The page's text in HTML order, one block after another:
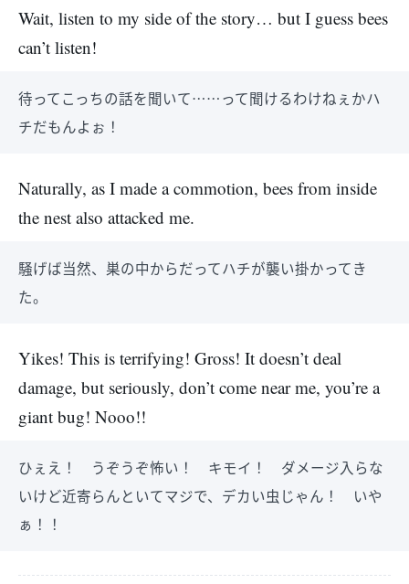
Wait, listen to my side of the story… but I guess bees
can’t listen!
待ってこっちの話を聞いて……って聞けるわけねぇかハ
チだもんよぉ！
Naturally, as I made a commotion, bees from inside
the nest also attacked me.
騒げば当然、巣の中からだってハチが襲い掛かってき
た。
Yikes! This is terrifying! Gross! It doesn’t deal
damage, but seriously, don’t come near me, you’re a
giant bug! Nooo!!
ひぇえ！ うぞうぞ怖い！ キモイ！ ダメージ入らな
いけど近寄らんといてマジで、デカい虫じゃん！ いや
ぁ！！